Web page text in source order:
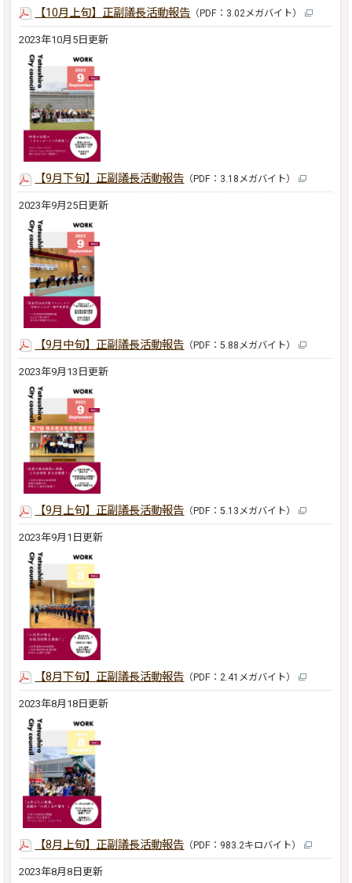
【10月上旬】正副議長活動報告 （PDF：3.02メガバイト）
2023年10月5日更新
【9月下旬】正副議長活動報告 （PDF：3.18メガバイト）
2023年9月25日更新
【9月中旬】正副議長活動報告 （PDF：5.88メガバイト）
2023年9月13日更新
【9月上旬】正副議長活動報告 （PDF：5.13メガバイト）
2023年9月1日更新
【8月下旬】正副議長活動報告 （PDF：2.41メガバイト）
2023年8月18日更新
【8月上旬】正副議長活動報告 （PDF：983.2キロバイト）
2023年8月8日更新